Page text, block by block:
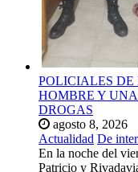
POLICIALES DE
HOMBRE Y
DROGAS
agosto 8, 2026
Actualidad De
En la noche del
Patricio y